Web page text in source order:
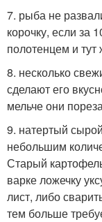
7. рыба не
корочку, если за
полотенцем и тут
8. несколько
сделают его
мельче они
9. натертый
небольшим
Старый
варке ложечку
лист, либо
тем больше